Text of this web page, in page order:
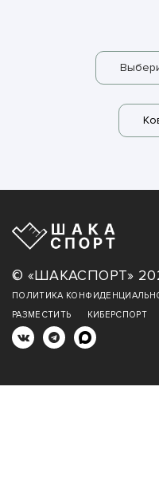
© «ШАКАСПОРТ»
ПОЛИТИКА
РАЗМЕСТИТЬ
КИБЕРСПОРТ